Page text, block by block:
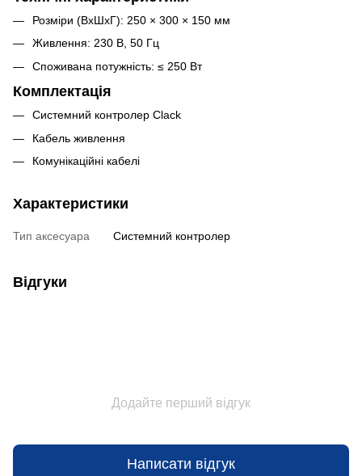
Розміри (ВхШхГ): 250 × 300 × 150 мм
Живлення: 230 В, 50 Гц
Споживана потужність: ≤ 250 Вт
Комплектація
Системний контролер Clack
Кабель живлення
Комунікаційні кабелі
Характеристики
Тип аксесуара Системний контролер
Відгуки
Додайте перший відгук
Написати відгук